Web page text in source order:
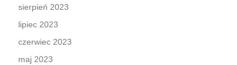
sierpień 2023
lipiec 2023
czerwiec 2023
maj 2023